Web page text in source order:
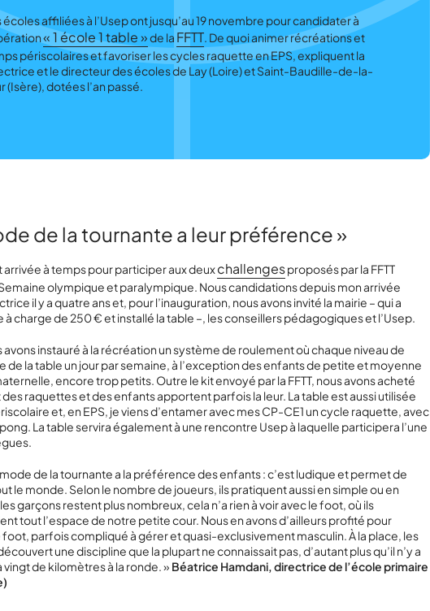
écoles affiliées à l’Usep ont jusqu’au 19 novembre pour candidater à
« 1 école 1 table »de la FFTT. De quoi animer récréations et
périscolaires et favoriser les cycles raquette en EPS, expliquent la
et le directeur des écoles de Lay (Loire) et Saint-Baudille-de-la-
(Isère), dotées l’an passé.
de la tournante a leur préférence »
arrivée à temps pour participer aux deuxchallengesproposés par la FFTT
olympique et paralympique. Nous candidations depuis mon arrivée
il y a quatre ans et, pour l’inauguration, nous avons invité la mairie – qui a
à charge de 250 € et installé la table –, les conseillers pédagogiques et l’Usep.
avons instauré à la récréation un système de roulement où chaque niveau de
de la table un jour par semaine, à l’exception des enfants de petite et moyenne
encore trop petits. Outre le kit envoyé par la FFTT, nous avons acheté
raquettes et des enfants apportent parfois la leur. La table est aussi utilisée
et, en EPS, je viens d’entamer avec mes CP-CE1 un cycle raquette, avec
La table servira également à une rencontre Usep à laquelle participera l’une
de la tournante a la préférence des enfants : c’est ludique et permet de
le monde. Selon le nombre de joueurs, ils pratiquent aussi en simple ou en
garçons restent plus nombreux, cela n’a rien à voir avec le foot, où ils
tout l’espace de notre petite cour. Nous en avons d’ailleurs profité pour
parfois compliqué à gérer et quasi-exclusivement masculin. À la place, les
une discipline que la plupart ne connaissait pas, d’autant plus qu’il n’y a
vingt de kilomètres à la ronde. » Béatrice Hamdani, directrice de l’école primaire